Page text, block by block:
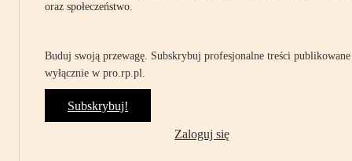
oraz społeczeństwo.
Buduj swoją przewagę. Subskrybuj profesjonalne treści publikowane
wyłącznie w pro.rp.pl.
Subskrybuj!
Zaloguj się